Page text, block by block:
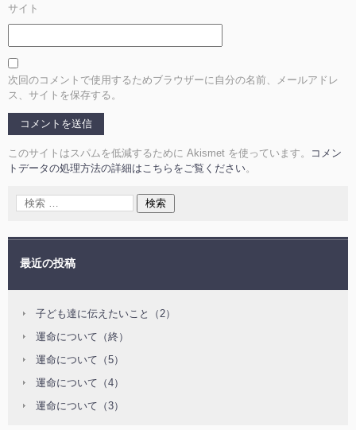
サイト
次回のコメントで使用するためブラウザーに自分の名前、メールアドレ
ス、サイトを保存する。
このサイトはスパムを低減するために Akismet を使っています。
コメン
トデータの処理方法の詳細はこちらをご覧ください。
最近の投稿
子ども達に伝えたいこと（2）
運命について（終）
運命について（5）
運命について（4）
運命について（3）